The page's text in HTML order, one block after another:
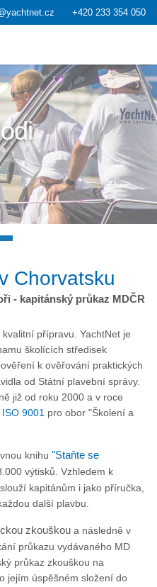
+420 233 354 050
Chorvatsku
- kapitánský průkaz MDČR
přípravu. YachtNet je
školících středisek
k ověřování praktických
od Státní plavební správy.
již od roku 2000 a v roce
9001 pro obor "Školení a
knihu "Staňte se
výtisků. Vzhledem k
kapitánům i jako příručka,
další plavbu.
zkouškou a následně v
průkazu vydávaného MD
průkaz zkouškou na
jejím úspěšném složení do